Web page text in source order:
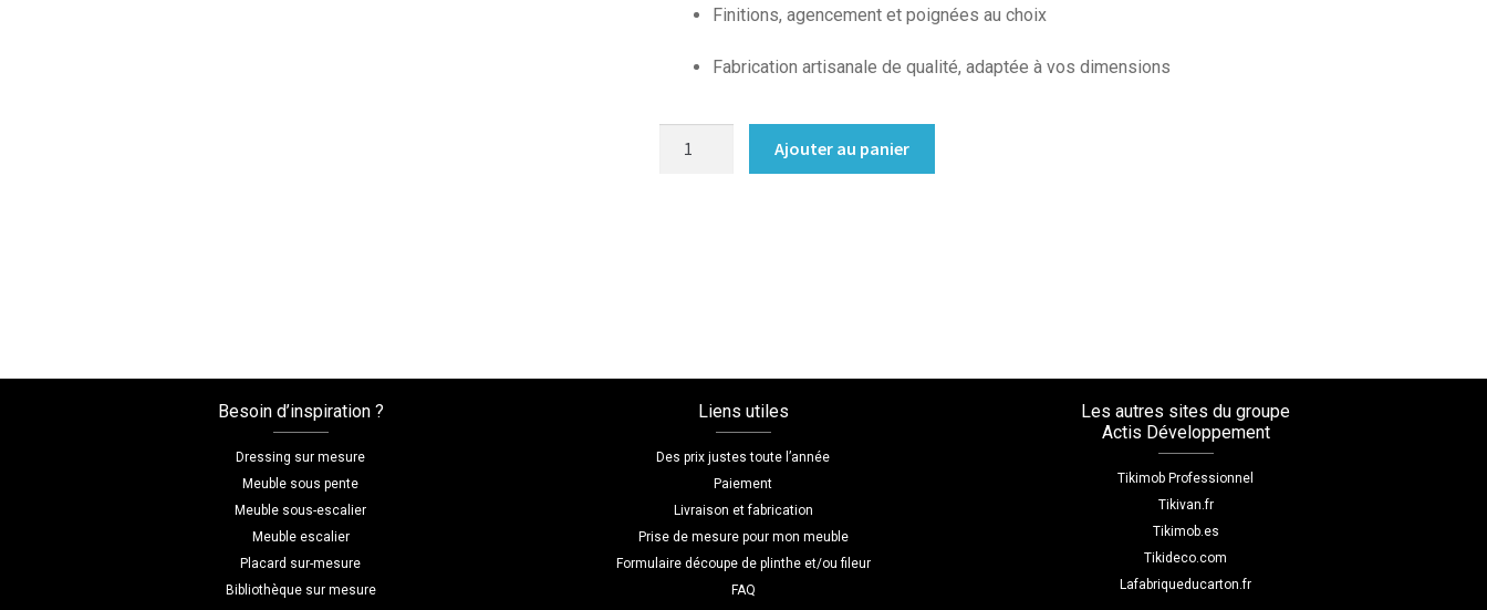
Finitions, agencement et poignées au choix
Fabrication artisanale de qualité, adaptée à vos dimensions
Ajouter au panier
Besoin d’inspiration ?
Dressing sur mesure
Meuble sous pente
Meuble sous-escalier
Meuble escalier
Placard sur-mesure
Bibliothèque sur mesure
Liens utiles
Des prix justes toute l’année
Paiement
Livraison et fabrication
Prise de mesure pour mon meuble
Formulaire découpe de plinthe et/ou fileur
FAQ
Les autres sites du groupe
Actis Développement
Tikimob Professionnel
Tikivan.fr
Tikimob.es
Tikideco.com
Lafabriqueducarton.fr